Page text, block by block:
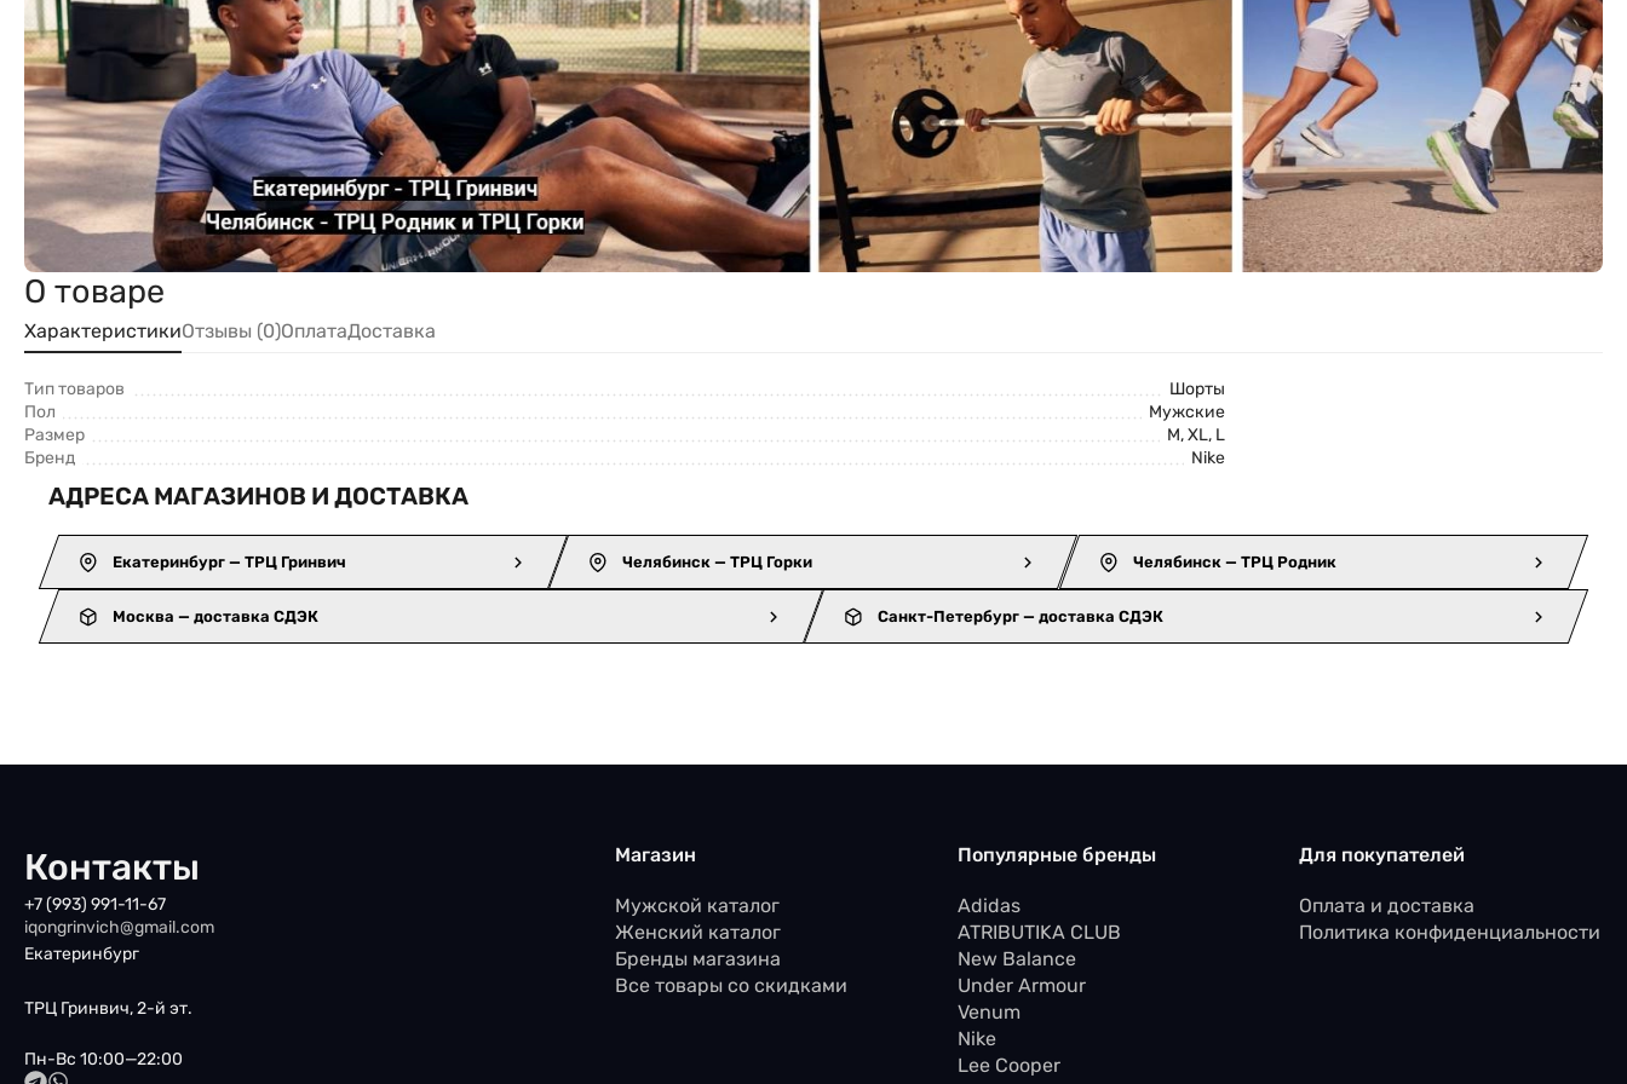
О товаре
ХарактеристикиОтзывы (0)ОплатаДоставка
Тип товаров
Шорты
Пол
Мужские
Размер
M, XL, L
Бренд
Nike
АДРЕСА МАГАЗИНОВ И ДОСТАВКА
Екатеринбург — ТРЦ Гринвич Челябинск — ТРЦ Горки Челябинск — ТРЦ Родник
Москва — доставка СДЭК Санкт-Петербург — доставка СДЭК
Контакты
+7 (993) 991-11-67
iqongrinvich@gmail.com
Екатеринбург
ТРЦ Гринвич, 2-й эт.
Пн-Вс 10:00—22:00
Магазин
Мужской каталог
Женский каталог
Бренды магазина
Все товары со скидками
Популярные бренды
Adidas
ATRIBUTIKA CLUB
New Balance
Under Armour
Venum
Nike
Lee Cooper
Для покупателей
Оплата и доставка
Политика конфиденциальности